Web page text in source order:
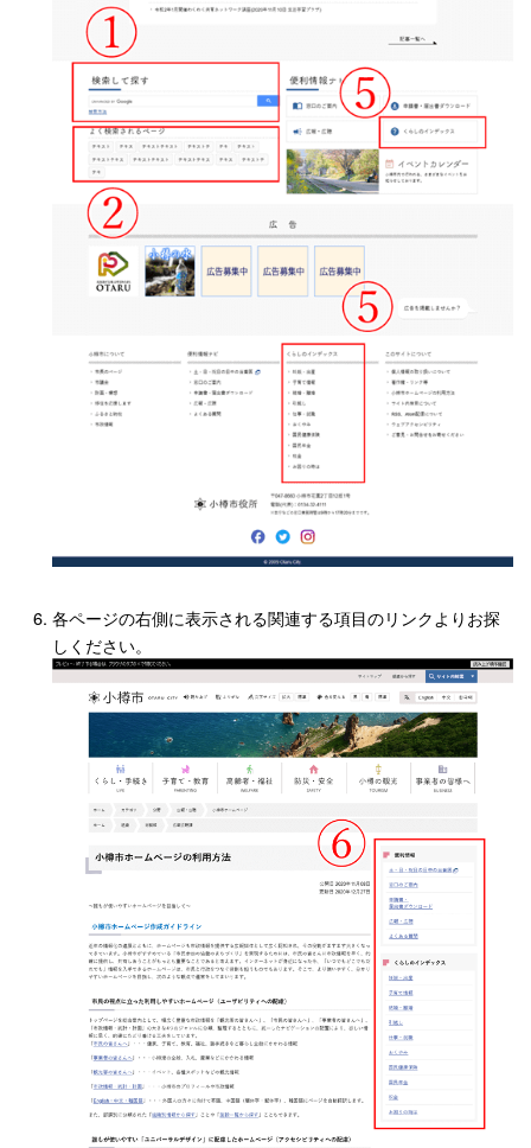
各ページの右側に表示される関連する項目のリンクよりお探
しください。